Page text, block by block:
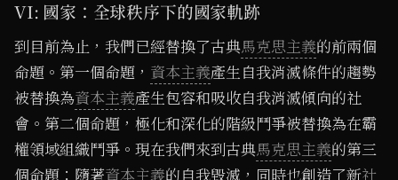
VI: 國家：全球秩序下的國家軌跡
到目前為止，我們已經替換了古典馬克思主義的前兩個
命題。第一個命題， 資本主義產生自我消滅條件的趨勢
被替換為資本主義產生包容和吸收自我消滅傾向的社
會。第二個命題，極化和深化的階級鬥爭被替換為在霸
權領域組織鬥爭。現在我們來到古典馬克思主義的第三